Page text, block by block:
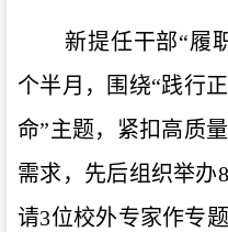
新提任干部“履
个半月，围绕“践行
命”主题，紧扣高质
需求，先后组织举办
请3位校外专家作专